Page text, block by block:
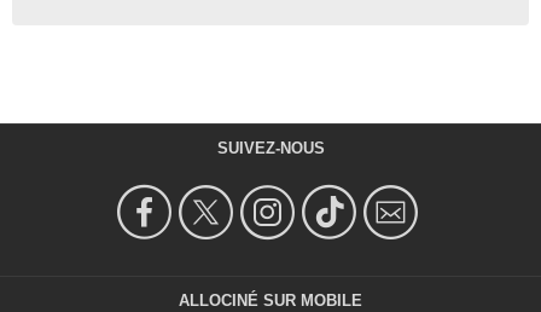
SUIVEZ-NOUS
ALLOCINÉ SUR MOBILE